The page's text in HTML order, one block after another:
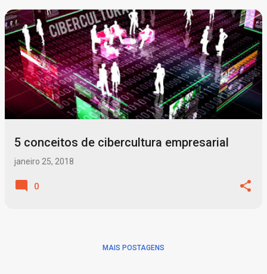
P
o
s
a
5 conceitos de cibercultura empresarial
janeiro 25, 2018
0
MAIS POSTAGENS